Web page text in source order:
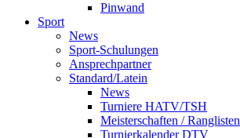
Pinwand
Sport
News
Sport-Schulungen
Ansprechpartner
Standard/Latein
News
Turniere HATV/TSH
Meisterschaften / Ranglisten
Turnierkalender DTV